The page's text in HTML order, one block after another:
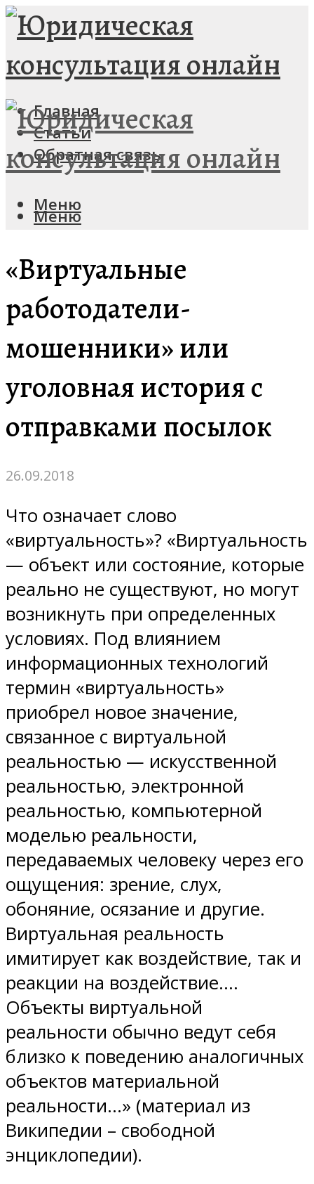
Главная
Статьи
Обратная связь
Меню
Меню
«Виртуальные
работодатели-
мошенники» или
уголовная история с
отправками посылок
26.09.2018
Что означает слово
«виртуальность»? «Виртуальность
— объект или состояние, которые
реально не существуют, но могут
возникнуть при определенных
условиях. Под влиянием
информационных технологий
термин «виртуальность»
приобрел новое значение,
связанное с виртуальной
реальностью — искусственной
реальностью, электронной
реальностью, компьютерной
моделью реальности,
передаваемых человеку через его
ощущения: зрение, слух,
обоняние, осязание и другие.
Виртуальная реальность
имитирует как воздействие, так и
реакции на воздействие….
Объекты виртуальной
реальности обычно ведут себя
близко к поведению аналогичных
объектов материальной
реальности…» (материал из
Википедии – свободной
энциклопедии).